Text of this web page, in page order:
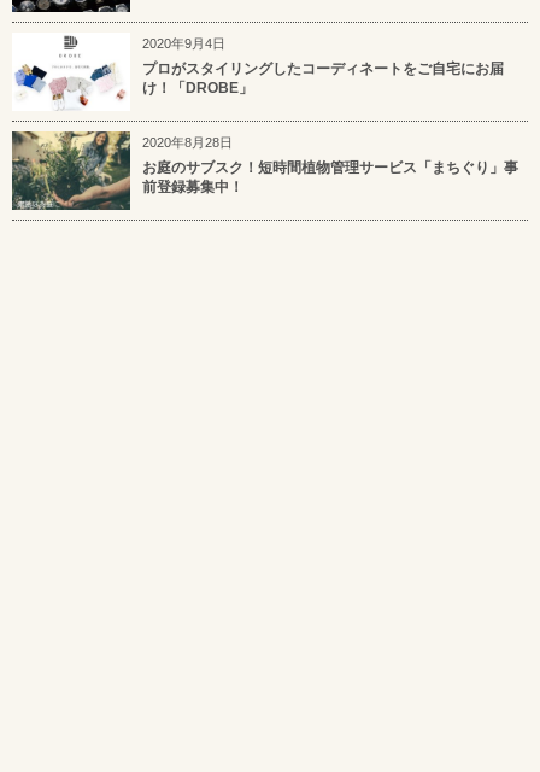
2020年9月4日
プロがスタイリングしたコーディネートをご自宅にお届
け！「DROBE」
2020年8月28日
お庭のサブスク！短時間植物管理サービス「まちぐり」事
前登録募集中！